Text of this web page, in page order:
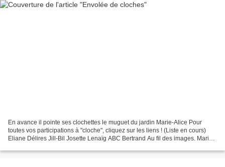
En avance il pointe ses clochettes le muguet du jardin Marie-Alice Pour
toutes vos participations à "cloche", cliquez sur les liens ! (Liste en cours)
Eliane Délires Jill-Bil Josette Lenaïg ABC Bertrand Au fil des images. Marie -